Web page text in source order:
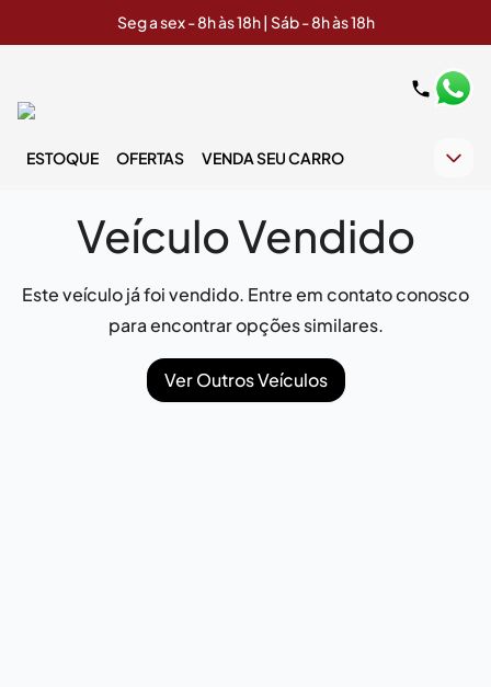
Seg a sex - 8h às 18h | Sáb - 8h às 18h
ESTOQUE OFERTAS VENDA SEU CARRO
Veículo Vendido
Este veículo já foi vendido. Entre em contato conosco
para encontrar opções similares.
Ver Outros Veículos